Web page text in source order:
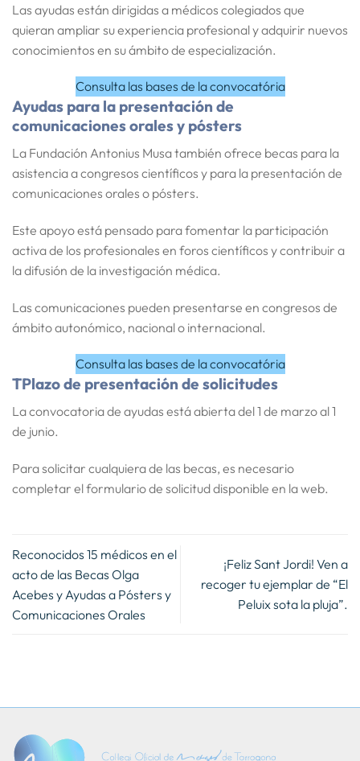
Las ayudas están dirigidas a médicos colegiados que
quieran ampliar su experiencia profesional y adquirir nuevos
conocimientos en su ámbito de especialización.
Consulta las bases de la convocatória
Ayudas para la presentación de
comunicaciones orales y pósters
La Fundación Antonius Musa también ofrece becas para la
asistencia a congresos científicos y para la presentación de
comunicaciones orales o pósters.
Este apoyo está pensado para fomentar la participación
activa de los profesionales en foros científicos y contribuir a
la difusión de la investigación médica.
Las comunicaciones pueden presentarse en congresos de
ámbito autonómico, nacional o internacional.
Consulta las bases de la convocatória
TPlazo de presentación de solicitudes
La convocatoria de ayudas estáabierta del 1 de marzo al 1
de junio.
Para solicitar cualquiera de las becas, es necesario
completar el formulario de solicitud disponible en la web.
Reconocidos 15 médicos en el
acto de las Becas Olga
Acebes y Ayudas a Pósters y
Comunicaciones Orales
¡Feliz Sant Jordi! Ven a
recoger tu ejemplar de “El
Peluix sota la pluja”.